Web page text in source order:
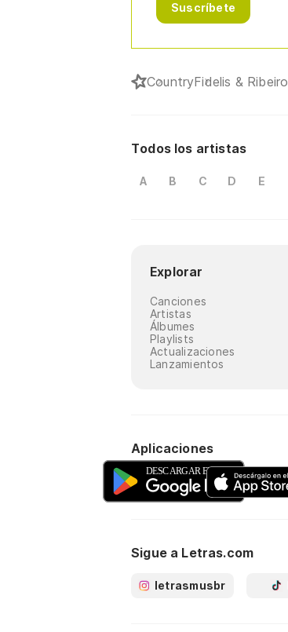
Suscríbete
CountryFidelis & Ribeiro
Todos los artistas
A B C D E
Explorar
Canciones
Artistas
Álbumes
Playlists
Actualizaciones
Lanzamientos
Aplicaciones
Sigue a Letras.com
letrasmusbr